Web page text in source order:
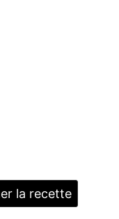
la recette